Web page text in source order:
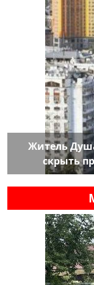
Житель
скрыть